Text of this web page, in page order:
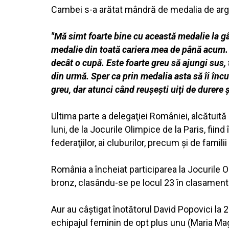
Cambei s-a arătat mândră de medalia de
"Mă simt foarte bine cu această medalie la
medalie din toată cariera mea de până
decât o cupă. Este foarte greu să ajungi
din urmă. Sper ca prin medalia asta să îi
greu, dar atunci când reuşeşti uiţi de durere
Ultima parte a delegaţiei României,
luni, de la Jocurile Olimpice de la Paris,
federaţiilor, ai cluburilor, precum şi de
România a încheiat participarea la Jocurile
bronz, clasându-se pe locul 23 în
Aur au câştigat înotătorul David Popovici la
echipajul feminin de opt plus unu (Maria